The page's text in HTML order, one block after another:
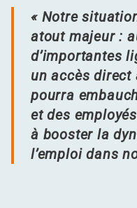
« Notre
atout majeur :
d’importantes
un accès direct
pourra
et des
à booster la
l’emploi dans